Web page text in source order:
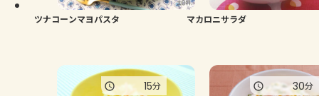
ツナコーンマヨパスタ マカロニサラダ
15分 30分